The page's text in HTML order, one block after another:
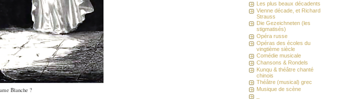
Blanche ?
Les plus beaux décadents
Vienne décade, et Richard
Strauss
Die Gezeichneten (les
stigmatisés)
Opéra russe
Opéras des écoles du
vingtième siècle
Comédie musicale
Chansons & Rondels
Kunqu & théâtre chanté
chinois
Théâtre (musical) grec
Musique de scène